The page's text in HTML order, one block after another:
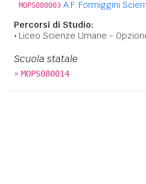
MOPS080003 A.F. Formiggini
Percorsi di Studio:
Liceo Scienze Umane -
Scuola statale
» MOPS080014